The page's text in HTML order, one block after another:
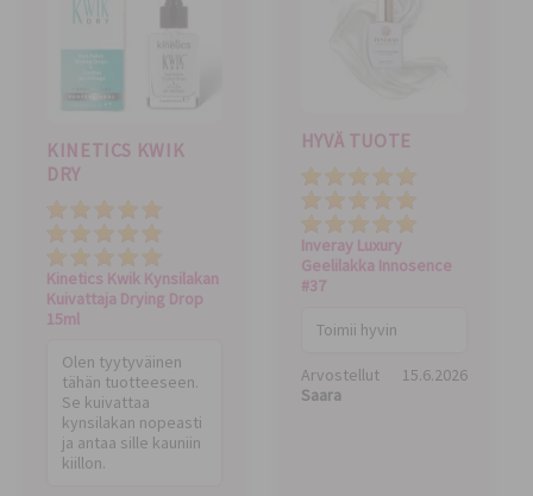
KINETICS KWIK
DRY
Hinta
Kokonaisarvio
Laatu
Kinetics Kwik Kynsilakan
Kuivattaja Drying Drop
15ml
Olen tyytyväinen
tähän tuotteeseen.
Se kuivattaa
kynsilakan nopeasti
ja antaa sille kauniin
kiillon.
HYVÄ TUOTE
Laatu
Hinta
Kokonaisarvio
Inveray Luxury
Geelilakka Innosence
#37
Toimii hyvin
Arvostellut
Saara
15.6.2026